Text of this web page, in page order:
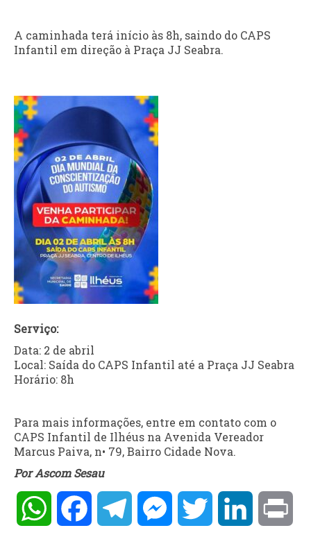
A caminhada terá início às 8h, saindo do CAPS
Infantil em direção à Praça JJ Seabra.
Serviço:
Data: 2 de abril
Local: Saída do CAPS Infantil até a Praça JJ Seabra
Horário: 8h
Para mais informações, entre em contato com o
CAPS Infantil de Ilhéus na Avenida Vereador
Marcus Paiva, n• 79, Bairro Cidade Nova.
Por Ascom Sesau
WhatsAppFacebookTelegramMessengerTwitter LinkedIn